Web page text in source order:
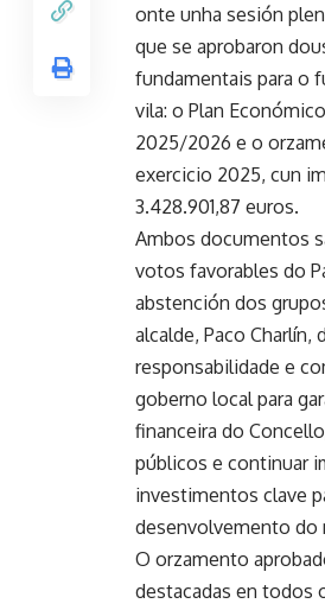
onte unha sesión
que se aprobaron
fundamentais para o
vila: o Plan
2025/2026 e o
exercicio 2025, cun
3.428.901,87 euros.
Ambos documentos
votos favorables do
abstención dos
alcalde, Paco Charlín,
responsabilidade e
goberno local para
financeira do
públicos e continuar
investimentos clave
desenvolvemento do
O orzamento
destacadas en todos